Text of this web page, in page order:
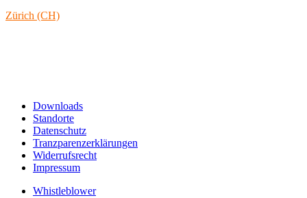
Zürich (CH)
Downloads
Standorte
Datenschutz
Tranzparenzerklärungen
Widerrufsrecht
Impressum
Whistleblower